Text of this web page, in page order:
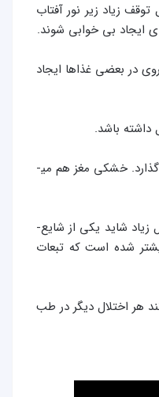
زیاد زیر نور آفتاب
ایجاد بی خوابی شوند.
در بعضی غذاها ایجاد
داشته باشد.
همزمان با افزایش سن، مزاج رو به خشکی می­ رود و رطوبت­ های بدن، از جمله رطوبت مغز رو به کاهش می­ گذارد. خشکی مغز هم می­
پر شدن بدن با اخلاط زائد و سنگین می­تواند خواب بد یا بی خوابی ایجاد کند. اختلال هضم و غم و فكر و خیال زیاد شاید یكی از شایع­
شده است که تبعات
هر اختلال دیگر در طب